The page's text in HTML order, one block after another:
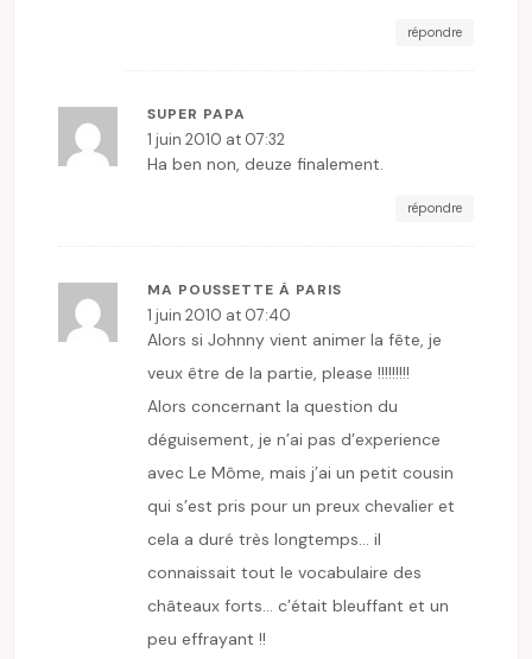
répondre
SUPER PAPA
1 juin 2010 at 07:32
Ha ben non, deuze finalement.
répondre
MA POUSSETTE À PARIS
1 juin 2010 at 07:40
Alors si Johnny vient animer la fête, je
veux être de la partie, please !!!!!!!!!
Alors concernant la question du
déguisement, je n’ai pas d’experience
avec Le Môme, mais j’ai un petit cousin
qui s’est pris pour un preux chevalier et
cela a duré très longtemps… il
connaissait tout le vocabulaire des
châteaux forts… c’était bleuffant et un
peu effrayant !!